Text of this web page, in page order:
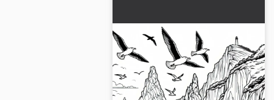
Kuşlar, dik kayalıklarla dolu
kayalıklı kıyıların üzerinde
uçar – Ücretsiz boyama
kitabı
Kayalarla kaplı bir kıyıyı ve martıları
bu boyama resminde keşfet.